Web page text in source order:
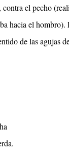
el pecho
hacia el
de las agujas